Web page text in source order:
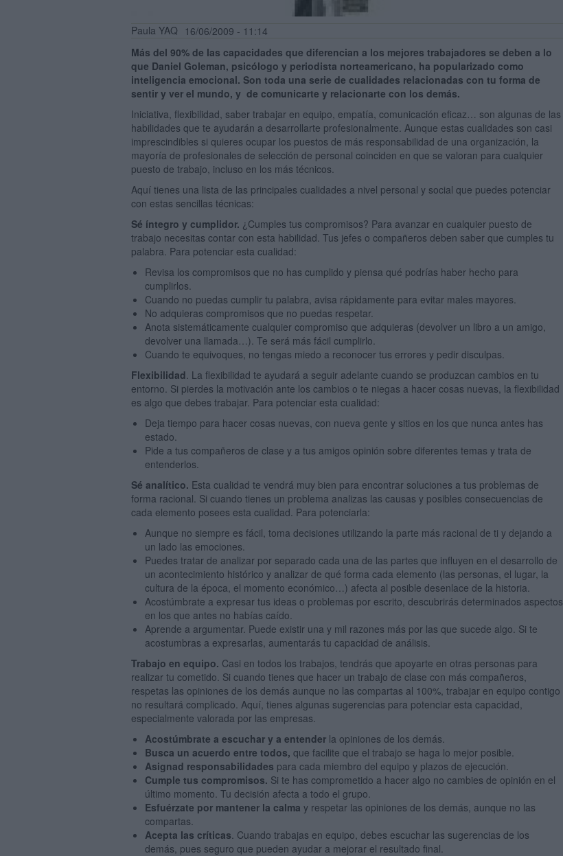
Paula YAQ 16/06/2009 - 11:14
Más del 90% de las capacidades que diferencian a los mejores trabajadores se deben a lo
que Daniel Goleman, psicólogo y periodista norteamericano, ha popularizado como
inteligencia emocional. Son toda una serie de cualidades relacionadas con tu forma de
sentir y ver el mundo, y de comunicarte y relacionarte con los demás.
Iniciativa, flexibilidad, saber trabajar en equipo, empatía, comunicación eficaz… son algunas de las
habilidades que te ayudarán a desarrollarte profesionalmente. Aunque estas cualidades son casi
imprescindibles si quieres ocupar los puestos de más responsabilidad de una organización, la
mayoría de profesionales de selección de personal coinciden en que se valoran para cualquier
puesto de trabajo, incluso en los más técnicos.
Aquí tienes una lista de las principales cualidades a nivel personal y social que puedes potenciar
con estas sencillas técnicas:
Sé íntegro y cumplidor. ¿Cumples tus compromisos? Para avanzar en cualquier puesto de
trabajo necesitas contar con esta habilidad. Tus jefes o compañeros deben saber que cumples tu
palabra. Para potenciar esta cualidad:
Revisa los compromisos que no has cumplido y piensa qué podrías haber hecho para
cumplirlos.
Cuando no puedas cumplir tu palabra, avisa rápidamente para evitar males mayores.
No adquieras compromisos que no puedas respetar.
Anota sistemáticamente cualquier compromiso que adquieras (devolver un libro a un amigo,
devolver una llamada…). Te será más fácil cumplirlo.
Cuando te equivoques, no tengas miedo a reconocer tus errores y pedir disculpas.
Flexibilidad. La flexibilidad te ayudará a seguir adelante cuando se produzcan cambios en tu
entorno. Si pierdes la motivación ante los cambios o te niegas a hacer cosas nuevas, la flexibilidad
es algo que debes trabajar. Para potenciar esta cualidad:
Deja tiempo para hacer cosas nuevas, con nueva gente y sitios en los que nunca antes has
estado.
Pide a tus compañeros de clase y a tus amigos opinión sobre diferentes temas y trata de
entenderlos.
Sé analítico. Esta cualidad te vendrá muy bien para encontrar soluciones a tus problemas de
forma racional. Si cuando tienes un problema analizas las causas y posibles consecuencias de
cada elemento posees esta cualidad. Para potenciarla:
Aunque no siempre es fácil, toma decisiones utilizando la parte más racional de ti y dejando a
un lado las emociones.
Puedes tratar de analizar por separado cada una de las partes que influyen en el desarrollo de
un acontecimiento histórico y analizar de qué forma cada elemento (las personas, el lugar, la
cultura de la época, el momento económico…) afecta al posible desenlace de la historia.
Acostúmbrate a expresar tus ideas o problemas por escrito, descubrirás determinados aspectos
en los que antes no habías caído.
Aprende a argumentar. Puede existir una y mil razones más por las que sucede algo. Si te
acostumbras a expresarlas, aumentarás tu capacidad de análisis.
Trabajo en equipo. Casi en todos los trabajos, tendrás que apoyarte en otras personas para
realizar tu cometido. Si cuando tienes que hacer un trabajo de clase con más compañeros,
respetas las opiniones de los demás aunque no las compartas al 100%, trabajar en equipo contigo
no resultará complicado. Aquí, tienes algunas sugerencias para potenciar esta capacidad,
especialmente valorada por las empresas.
Acostúmbrate a escuchar y a entender la opiniones de los demás.
Busca un acuerdo entre todos, que facilite que el trabajo se haga lo mejor posible.
Asignad responsabilidades para cada miembro del equipo y plazos de ejecución.
Cumple tus compromisos. Si te has comprometido a hacer algo no cambies de opinión en el
último momento. Tu decisión afecta a todo el grupo.
Esfuérzate por mantener la calma y respetar las opiniones de los demás, aunque no las
compartas.
Acepta las críticas. Cuando trabajas en equipo, debes escuchar las sugerencias de los
demás, pues seguro que pueden ayudar a mejorar el resultado final.